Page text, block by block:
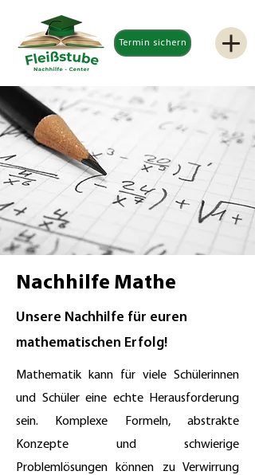
Termin sichern
Nachhilfe Mathe
Unsere Nachhilfe für euren
mathematischen Erfolg!
Mathematik kann für viele Schülerinnen
und Schüler eine echte Herausforderung
sein. Komplexe Formeln, abstrakte
Konzepte und schwierige
Problemlösungen können zu Verwirrung